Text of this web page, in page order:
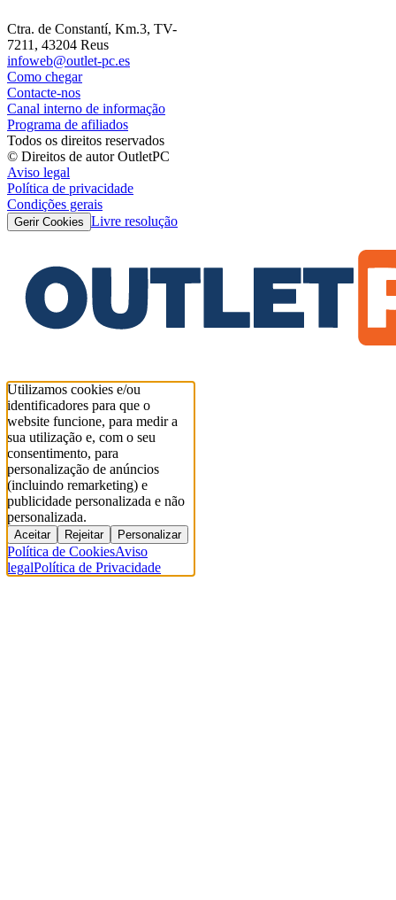
Ctra. de Constantí, Km.3, TV-
7211, 43204 Reus
infoweb@outlet-pc.es
Como chegar
Contacte-nos
Canal interno de informação
Programa de afiliados
Todos os direitos reservados
© Direitos de autor OutletPC
Aviso legal
Política de privacidade
Condições gerais
Gerir Cookies Livre resolução
Utilizamos cookies e/ou
identificadores para que o
website funcione, para medir a
sua utilização e, com o seu
consentimento, para
personalização de anúncios
(incluindo remarketing) e
publicidade personalizada e não
personalizada.
Aceitar Rejeitar Personalizar
Política de CookiesAviso
legalPolítica de Privacidade